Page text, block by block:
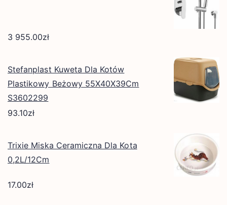
3 955.00zł
Stefanplast Kuweta Dla Kotów
Plastikowy Beżowy 55X40X39Cm
S3602299
93.10zł
Trixie Miska Ceramiczna Dla Kota
0,2L/12Cm
17.00zł